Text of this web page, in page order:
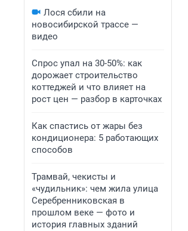
Лося сбили на
новосибирской трассе —
видео
Спрос упал на 30-50%: как
дорожает строительство
коттеджей и что влияет на
рост цен — разбор в карточках
Как спастись от жары без
кондиционера: 5 работающих
способов
Трамвай, чекисты и
«чудильник»: чем жила улица
Серебренниковская в
прошлом веке — фото и
история главных зданий